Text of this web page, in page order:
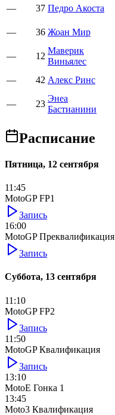
— 37 Педро Акоста
— 36 Жоан Мир
— 12
Маверик
Виньялес
— 42 Алекс Ринс
— 23
Энеа
Бастианини
Расписание
Пятница, 12 сентября
11:45
MotoGP FP1
Запись
16:00
MotoGP Преквалификация
Запись
Суббота, 13 сентября
11:10
MotoGP FP2
Запись
11:50
MotoGP Квалификация
Запись
13:10
MotoE Гонка 1
13:45
Moto3 Квалификация